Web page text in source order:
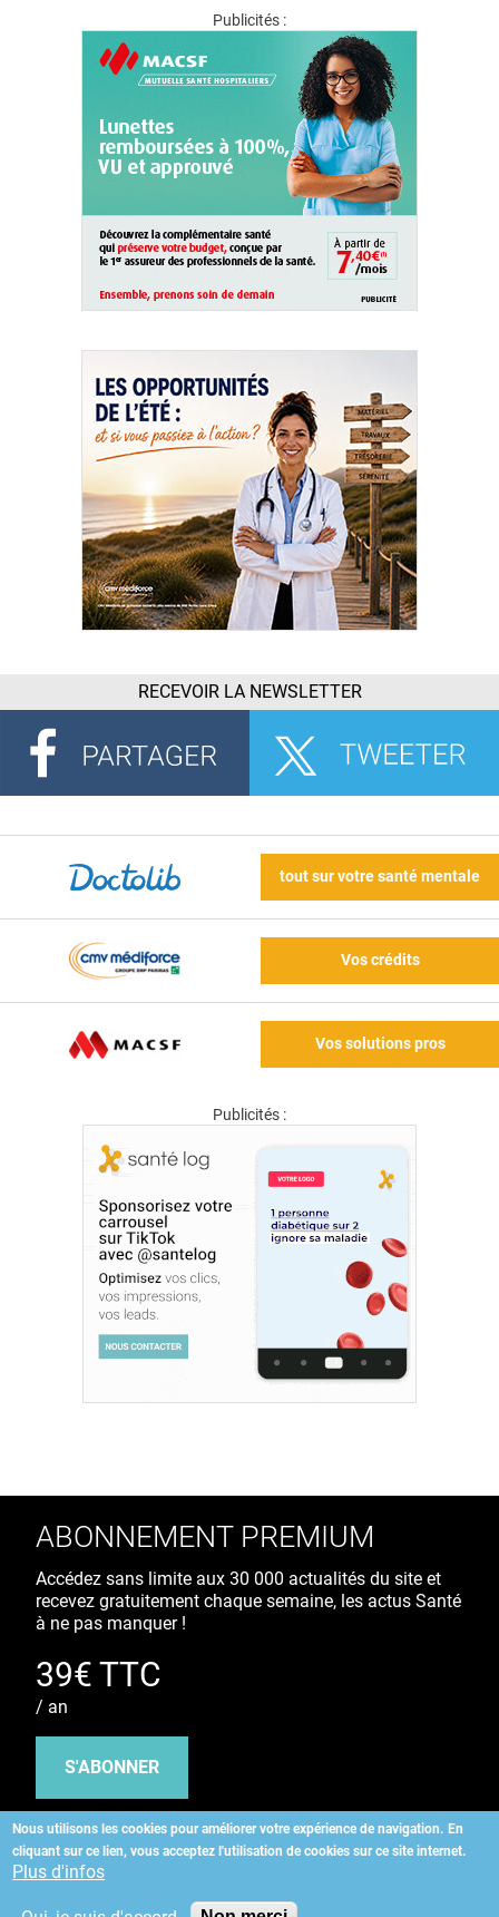
Publicités :
RECEVOIR LA NEWSLETTER
tout sur votre santé mentale
Vos crédits
Vos solutions pros
Publicités :
Nous utilisons les cookies pour améliorer votre expérience de navigation. En
cliquant sur ce lien, vous acceptez l'utilisation de cookies sur ce site internet.
Plus d'infos
ABONNEMENT PREMIUM
Accédez sans limite aux 30 000 actualités du site et
recevez gratuitement chaque semaine, les actus Santé
à ne pas manquer !
39€ TTC
/ an
S'ABONNER
Copyright©2026 ALLIEDHEALTH